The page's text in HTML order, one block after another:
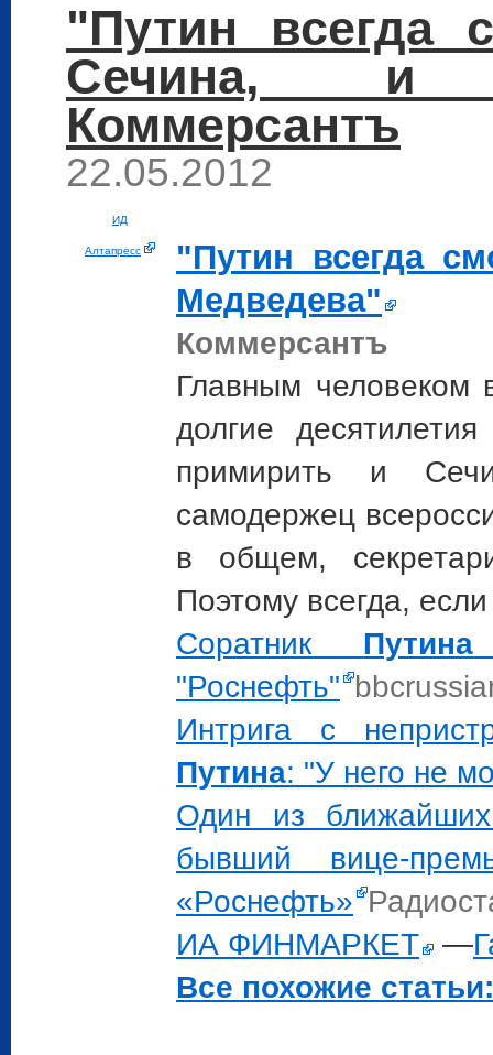
"Путин всегда
Сечина, и
Коммерсантъ
22.05.2012
ИД
Алтапресс "Путин всегда
Медведева"
Коммерсантъ
Главным человеком
долгие
примирить и
самодержец
в общем,
Поэтому всегда,
Соратник Путина
"Роснефть"
Интрига с
Путина: "У него не
Один из
бывший вице-
«Роснефть»
ИА ФИНМАРКЕТ
—
Все похожие